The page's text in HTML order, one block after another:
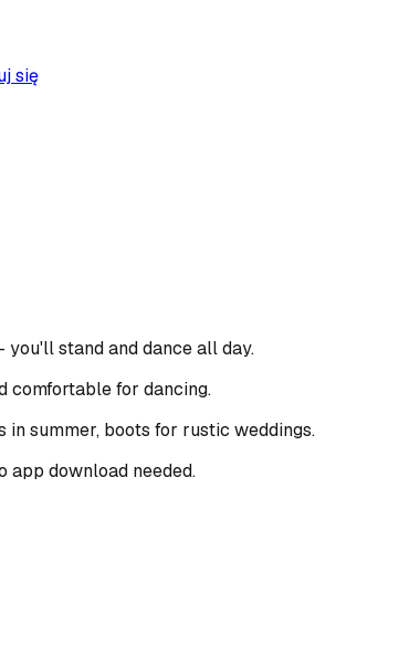
się
stand and dance all day.
comfortable for dancing.
in summer, boots for rustic weddings.
download needed.